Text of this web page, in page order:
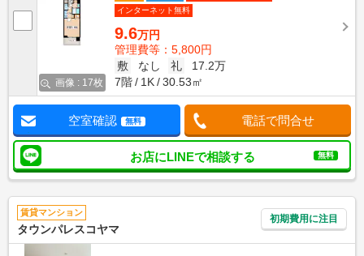
画像 : 17枚
インターネット無料
9.6万円
管理費等：5,800円
敷
なし 礼
17.2万
7階
1K 30.53㎡
空室確認 無料 電話で問合せ
お店にLINEで相談する 無料
賃貸マンション
タウンパレスコヤマ
初期費用に注目